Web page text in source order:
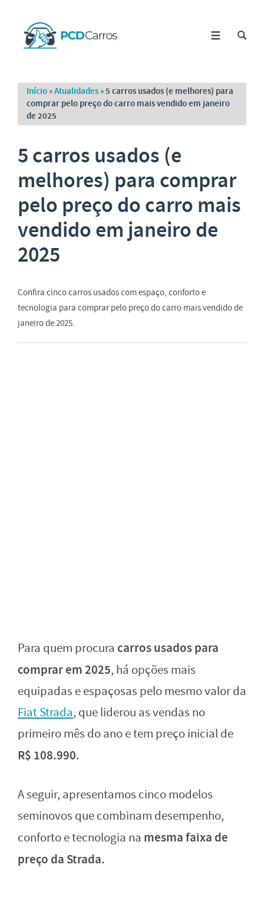
Início »Atualidades »5 carros usados (e melhores) para
comprar pelo preço do carro mais vendido em janeiro
de 2025
5 carros usados (e
melhores) para comprar
pelo preço do carro mais
vendido em janeiro de
2025
Confira cinco carros usados com espaço, conforto e
tecnologia para comprar pelo preço do carro mais vendido de
janeiro de 2025.
Para quem procura carros usados para
comprar em 2025, há opções mais
equipadas e espaçosas pelo mesmo valor da
Fiat Strada, que liderou as vendas no
primeiro mês do ano e tem preço inicial de
R$ 108.990.
A seguir, apresentamos cinco modelos
seminovos que combinam desempenho,
conforto e tecnologia na mesma faixa de
preço da Strada.